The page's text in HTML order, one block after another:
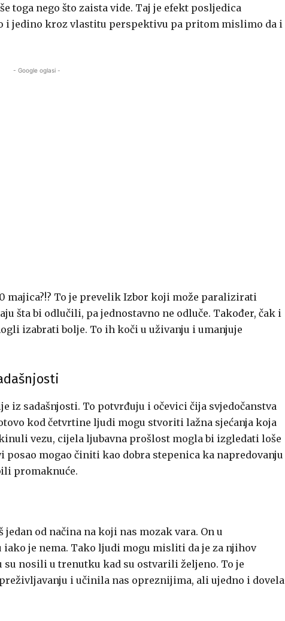
toga nego što zaista vide. Taj je efekt posljedica
i jedino kroz vlastitu perspektivu pa pritom mislimo da i
- Google oglasi -
majica?!? To je prevelik Izbor koji može paralizirati
šta bi odlučili, pa jednostavno ne odluče. Također, čak i
izabrati bolje. To ih koči u uživanju i umanjuje
iz sadašnjosti. To potvrđuju i očevici čija svjedočanstva
kod četvrtine ljudi mogu stvoriti lažna sjećanja koja
vezu, cijela ljubavna prošlost mogla bi izgledati loše
mogao činiti kao dobra stepenica ka napredovanju
promaknuće.
od načina na koji nas mozak vara. On u
je nema. Tako ljudi mogu misliti da je za njihov
nosili u trenutku kad su ostvarili željeno. To je
i učinila nas opreznijima, ali ujedno i dovela